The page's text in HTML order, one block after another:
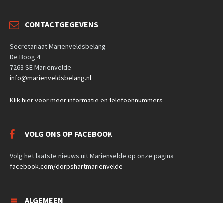
CONTACTGEGEVENS
Secretariaat Marienveldsbelang
De Boog 4
7263 SE Mariënvelde
info@marienveldsbelang.nl
Klik hier voor meer informatie en telefoonnummers
VOLG ONS OP FACEBOOK
Volg het laatste nieuws uit Marienvelde op onze pagina
facebook.com/dorpshartmarienvelde
ALGEMEEN